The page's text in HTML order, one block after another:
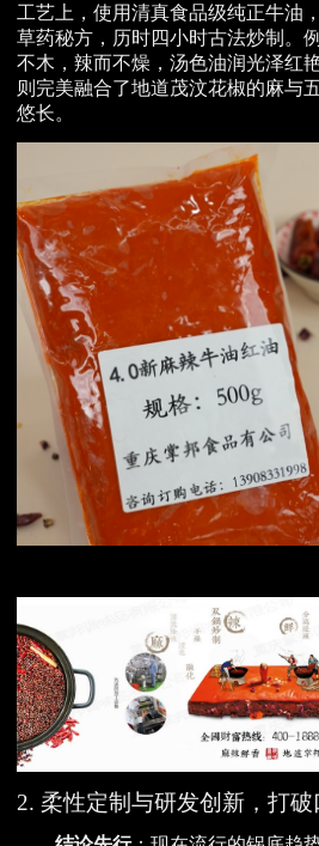
工艺上，使用清真食品级纯正牛油
草药秘方，历时四小时古法炒制。
不木，辣而不燥，汤色油润光泽红
则完美融合了地道茂汶花椒的麻与
悠长。
2. 柔性定制与研发创新，打破